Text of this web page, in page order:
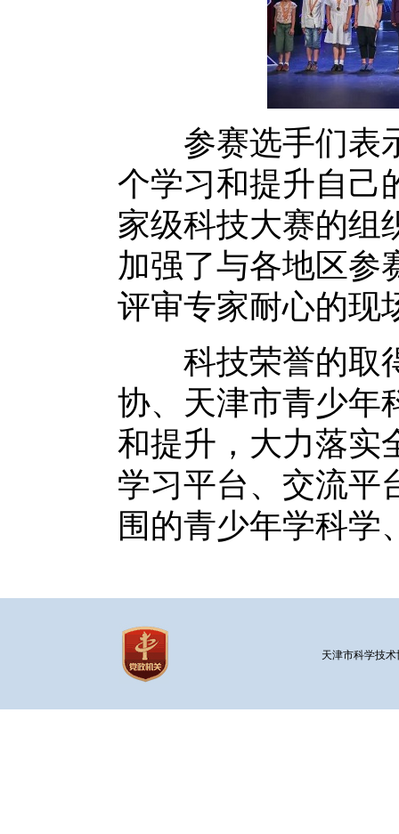
参赛选手们表示
个学习和提升自己
家级科技大赛的组
加强了与各地区参
评审专家耐心的现
科技荣誉的取得
协、天津市青少年
和提升，大力落实
学习平台、交流平
围的青少年学科学
天津市科学技